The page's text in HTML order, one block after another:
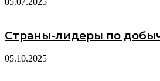
Страны-лидеры по
05.10.2025